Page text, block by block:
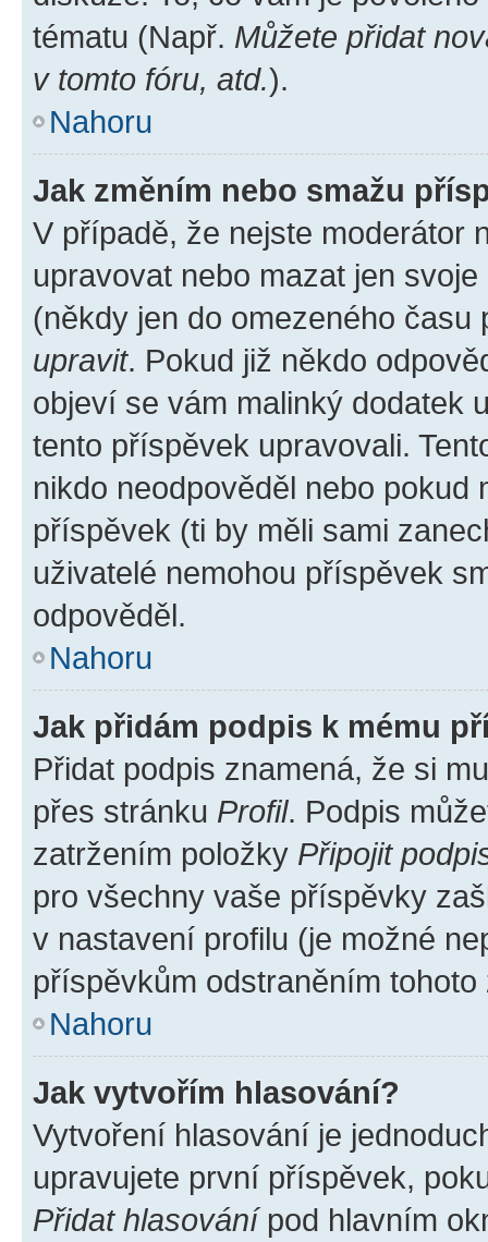
tématu (Např. Můžete přidat
v tomto fóru, atd.).
Nahoru
Jak změním nebo smažu
V případě, že nejste moderátor
upravovat nebo mazat jen
(někdy jen do omezeného
upravit. Pokud již někdo
objeví se vám malinký dodatek
tento příspěvek upravovali.
nikdo neodpověděl nebo pokud
příspěvek (ti by měli sami
uživatelé nemohou příspěvek
odpověděl.
Nahoru
Jak přidám podpis k mému
Přidat podpis znamená, že si
přes stránku Profil. Podpis
zatržením položky Připojit
pro všechny vaše příspěvky
v nastavení profilu (je možné
příspěvkům odstraněním
Nahoru
Jak vytvořím hlasování?
Vytvoření hlasování je
upravujete první příspěvek,
Přidat hlasovánípod hlavním